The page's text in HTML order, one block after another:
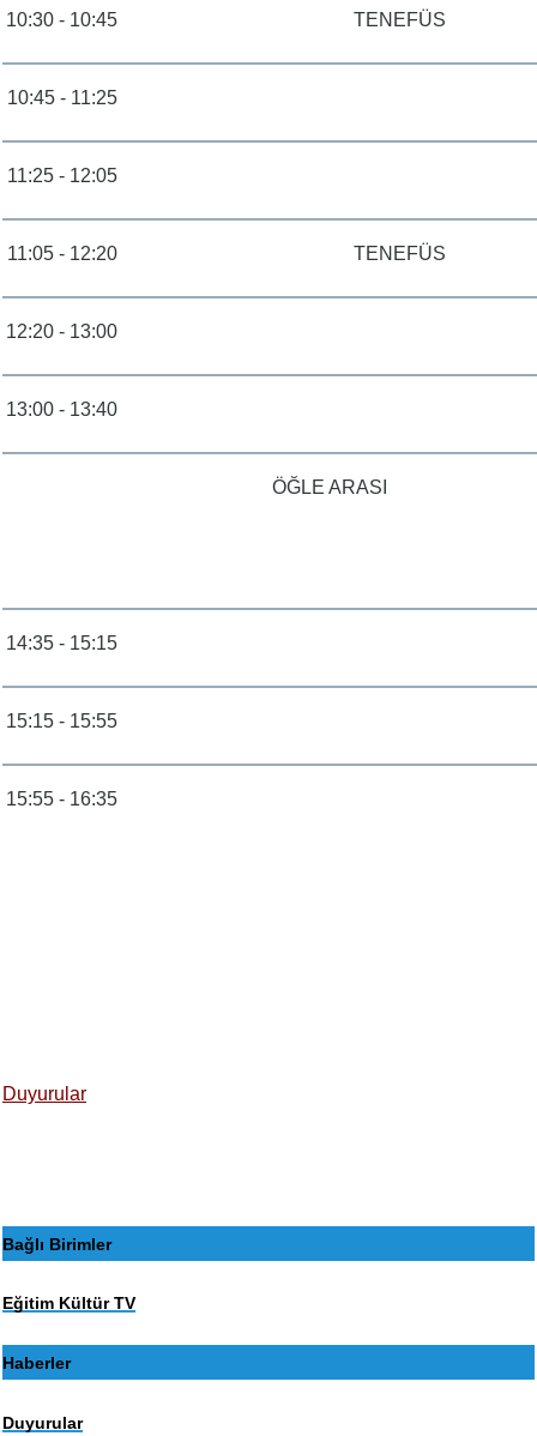
10:30 - 10:45 TENEFÜS
10:45 - 11:25
11:25 - 12:05
11:05 - 12:20 TENEFÜS
12:20 - 13:00
13:00 - 13:40
ÖĞLE ARASI
14:35 - 15:15
15:15 - 15:55
15:55 - 16:35
Duyurular
Bağlı Birimler
Eğitim Kültür TV
Haberler
Duyurular